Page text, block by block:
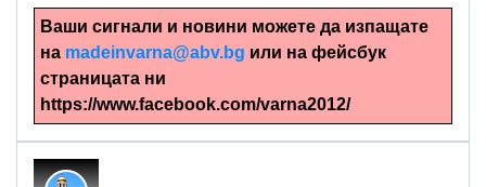
Ваши сигнали и новини можете да изпащате
на madeinvarna@abv.bg или на фейсбук
страницата ни
https://www.facebook.com/varna2012/